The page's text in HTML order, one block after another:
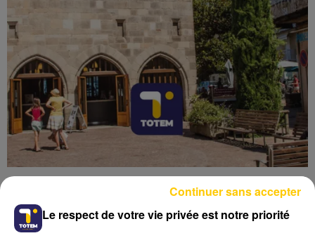
Le respect de votre vie privée est notre priorité
Continuer sans accepter